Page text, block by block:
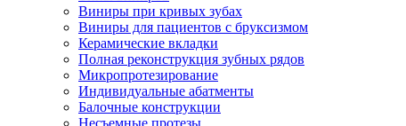
Виниры при кривых зубах
Виниры для пациентов с бруксизмом
Керамические вкладки
Полная реконструкция зубных рядов
Микропротезирование
Индивидуальные абатменты
Балочные конструкции
Несъемные протезы